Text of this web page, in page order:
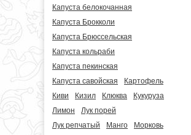
Капуста белокочанная
Капуста Брокколи
Капуста Брюссельская
Капуста кольраби
Капуста пекинская
Капуста савойская
Картофель
Киви
Кизил Клюква
Кукуруза
Лимон
Лук порей
Лук репчатый
Манго
Морковь